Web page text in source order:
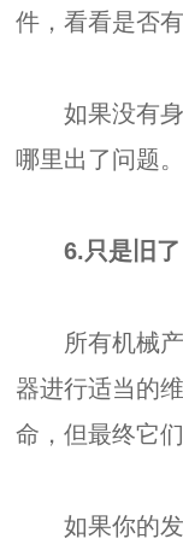
件，看看是否
如果没有身
哪里出了问题。
6.只是旧了
所有机械产
器进行适当的
命，但最终它
如果你的发